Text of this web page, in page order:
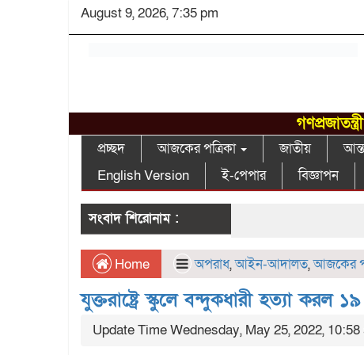
August 9, 2026, 7:35 pm
প্রচ্ছদ আজকের পত্রিকা জাতীয়
English Version
ই-পেপার বিজ্ঞাপন
সংবাদ শিরোনাম :
Home অপরাধ,আইন-আদালত,আজকের
যুক্তরাষ্ট্রে স্কুলে বন্দুকধারী হত্যা করল
Update Time Wednesday, May 25, 2022, 10:58